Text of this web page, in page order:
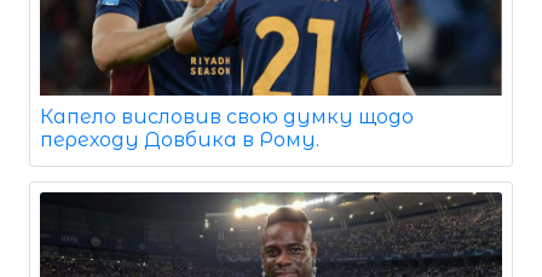
Капело висловив свою думку щодо
переходу Довбика в Рому.